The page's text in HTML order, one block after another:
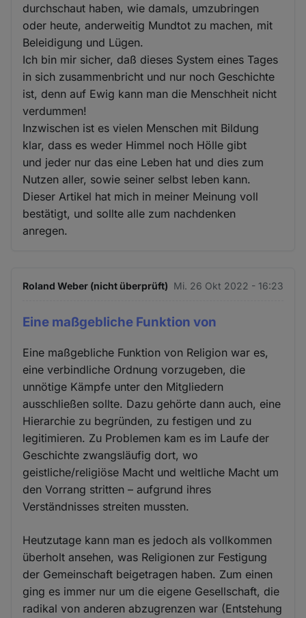
durchschaut haben, wie damals, umzubringen
oder heute, anderweitig Mundtot zu machen, mit
Beleidigung und Lügen.
Ich bin mir sicher, daß dieses System eines Tages
in sich zusammenbricht und nur noch Geschichte
ist, denn auf Ewig kann man die Menschheit nicht
verdummen!
Inzwischen ist es vielen Menschen mit Bildung
klar, dass es weder Himmel noch Hölle gibt
und jeder nur das eine Leben hat und dies zum
Nutzen aller, sowie seiner selbst leben kann.
Dieser Artikel hat mich in meiner Meinung voll
bestätigt, und sollte alle zum nachdenken
anregen.
Roland Weber (nicht überprüft) Mi. 26 Okt 2022 - 16:23
Eine maßgebliche Funktion von
Eine maßgebliche Funktion von Religion war es,
eine verbindliche Ordnung vorzugeben, die
unnötige Kämpfe unter den Mitgliedern
ausschließen sollte. Dazu gehörte dann auch, eine
Hierarchie zu begründen, zu festigen und zu
legitimieren. Zu Problemen kam es im Laufe der
Geschichte zwangsläufig dort, wo
geistliche/religiöse Macht und weltliche Macht um
den Vorrang stritten – aufgrund ihres
Verständnisses streiten mussten.
Heutzutage kann man es jedoch als vollkommen
überholt ansehen, was Religionen zur Festigung
der Gemeinschaft beigetragen haben. Zum einen
ging es immer nur um die eigene Gesellschaft, die
radikal von anderen abzugrenzen war (Entstehung